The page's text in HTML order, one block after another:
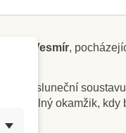
tmě - Vesmír,
sluneční
okamžik, kdy